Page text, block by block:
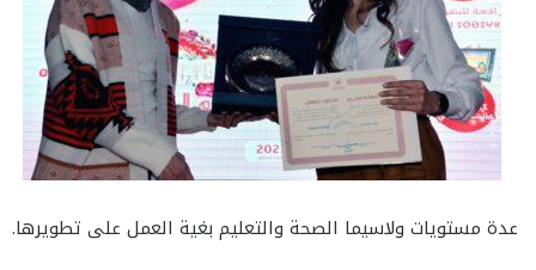
عدة مستويات ولاسيما الصحة والتعليم بغية العمل على تطويرها.